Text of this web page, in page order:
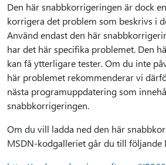
Den här snabbkorrigeringen är dock
korrigera det problem som beskrivs i
Använd endast den här
har det här specifika problemet. Den
kan få ytterligare tester. Om du inte
här problemet rekommenderar vi
nästa programuppdatering som
snabbkorrigeringen.
Om du vill ladda ned den här
MSDN-kodgalleriet går du till följande